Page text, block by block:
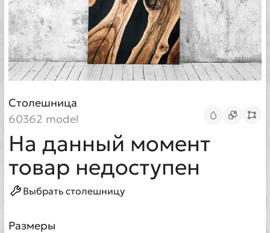
Столешница
60362 model
На данный момент
товар недоступен
Выбрать столешницу
Размеры